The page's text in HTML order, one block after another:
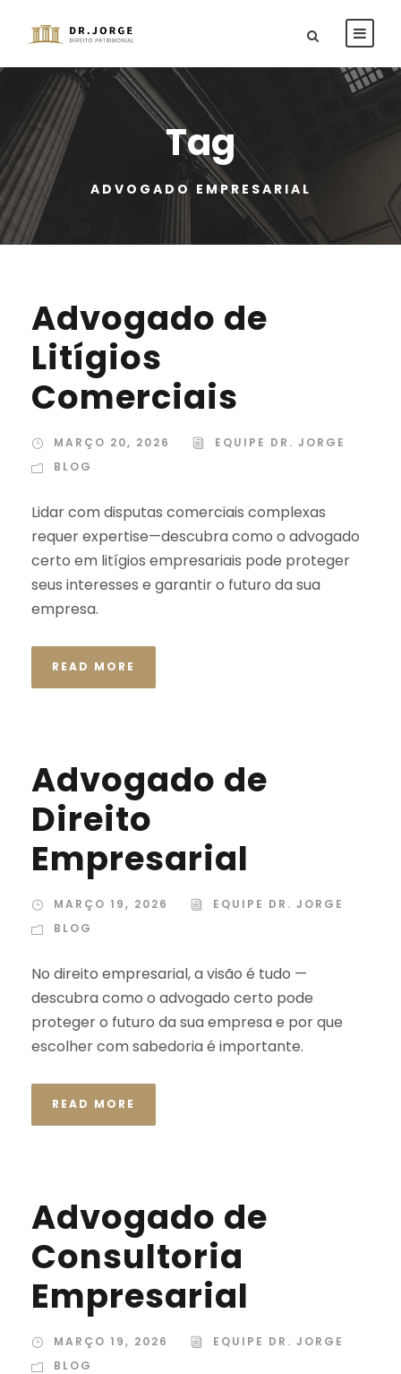
Tag
ADVOGADO EMPRESARIAL
Advogado de
Litígios
Comerciais
MARÇO 20, 2026
EQUIPE DR. JORGE
BLOG
Lidar com disputas comerciais complexas
requer expertise—descubra como o advogado
certo em litígios empresariais pode proteger
seus interesses e garantir o futuro da sua
empresa.
READ MORE
Advogado de
Direito
Empresarial
MARÇO 19, 2026
EQUIPE DR. JORGE
BLOG
No direito empresarial, a visão é tudo —
descubra como o advogado certo pode
proteger o futuro da sua empresa e por que
escolher com sabedoria é importante.
READ MORE
Advogado de
Consultoria
Empresarial
MARÇO 19, 2026
EQUIPE DR. JORGE
BLOG